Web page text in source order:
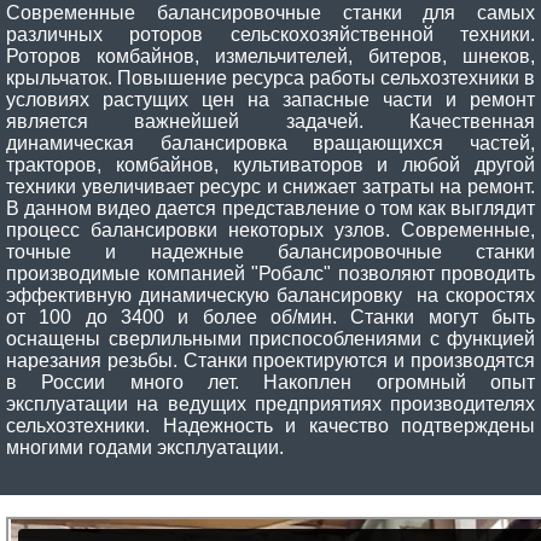
Современные балансировочные станки для самых
различных роторов сельскохозяйственной техники.
Роторов комбайнов, измельчителей, битеров, шнеков,
крыльчаток. Повышение ресурса работы сельхозтехники в
условиях растущих цен на запасные части и ремонт
является важнейшей задачей. Качественная
динамическая балансировка вращающихся частей,
тракторов, комбайнов, культиваторов и любой другой
техники увеличивает ресурс и снижает затраты на ремонт.
В данном видео дается представление о том как выглядит
процесс балансировки некоторых узлов. Современные,
точные и надежные балансировочные станки
производимые компанией "Робалс" позволяют проводить
эффективную динамическую балансировку на скоростях
от 100 до 3400 и более об/мин. Станки могут быть
оснащены сверлильными приспособлениями с функцией
нарезания резьбы. Станки проектируются и производятся
в России много лет. Накоплен огромный опыт
эксплуатации на ведущих предприятиях производителях
сельхозтехники. Надежность и качество подтверждены
многими годами эксплуатации.